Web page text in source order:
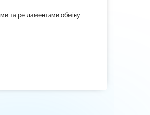
та регламентами обміну